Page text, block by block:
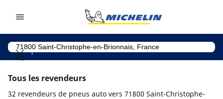
Tous les revendeurs
32 revendeurs de pneus auto vers 71800 Saint-Christophe-